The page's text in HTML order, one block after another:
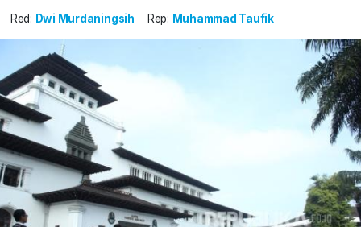
Red: Dwi Murdaningsih Rep: Muhammad Taufik